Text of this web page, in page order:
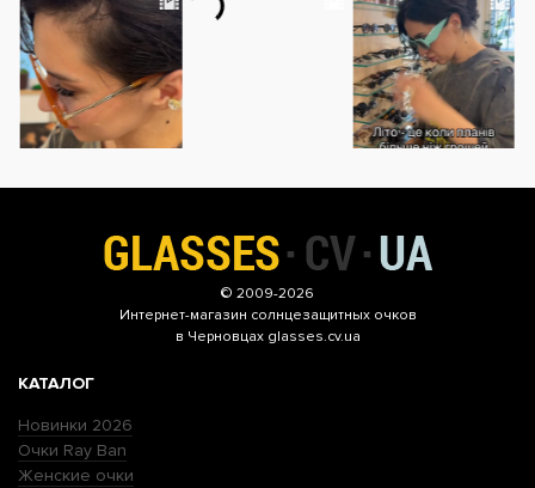
© 2009-2026
Интернет-магазин солнцезащитных очков
в Черновцах glasses.cv.ua
КАТАЛОГ
Новинки 2026
Очки Ray Ban
Женские очки